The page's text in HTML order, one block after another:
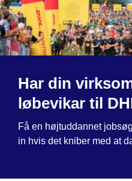
Har din
løbevikar til
Få en højtuddannet
in hvis det kniber med at